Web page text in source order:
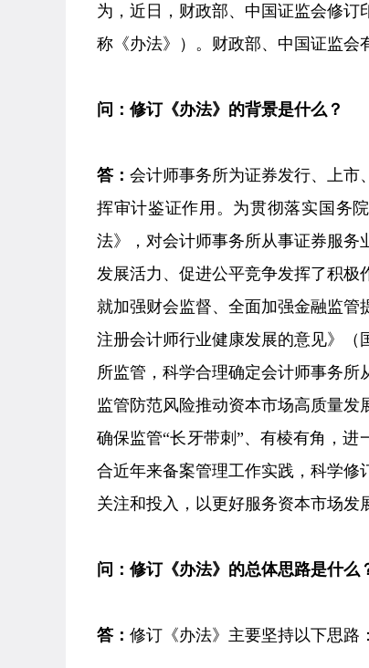
为，近日，财政部、中国证监会修
称《办法》）。财政部、中国证监会
问：修订《办法》的背景是什么？
答：会计师事务所为证券发行、上市
挥审计鉴证作用。为贯彻落实国务
法》，对会计师事务所从事证券服务
发展活力、促进公平竞争发挥了积
就加强财会监督、全面加强金融监
注册会计师行业健康发展的意见》（
所监管，科学合理确定会计师事务
监管防范风险推动资本市场高质量发
确保监管“长牙带刺”、有棱有角，
合近年来备案管理工作实践，科学修
关注和投入，以更好服务资本市场发
问：修订《办法》的总体思路是什么
答： 修订《办法》主要坚持以下思路